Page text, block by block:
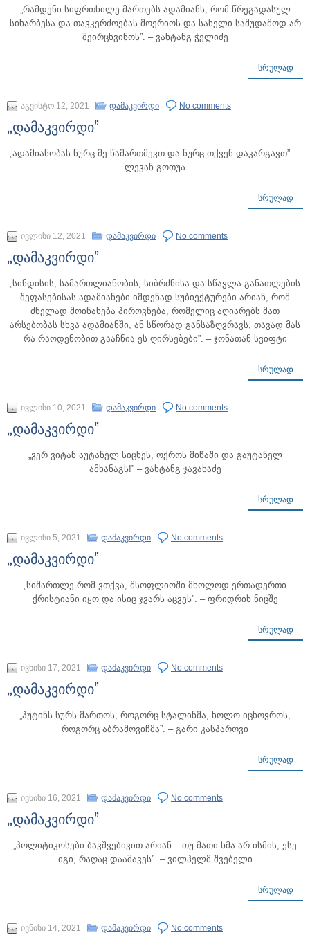
„რამდენი სიფრთხილე მართებს ადამიანს, რომ წრეგადასულ
სიხარბესა და თავკერძოებას მოერიოს და სახელი სამუდამოდ არ
შეირცხვინოს”. – ვახტანგ ჭელიძე
ᲡᲠᲣᲚᲐᲓ
აგვისტო 12, 2021 დამაკვირდი No comments
„დამაკვირდი”
„ადამიანობას ნურც მე წამართმევთ და ნურც თქვენ დაკარგავთ”. –
ლევან გოთუა
ᲡᲠᲣᲚᲐᲓ
ივლისი 12, 2021 დამაკვირდი No comments
„დამაკვირდი”
„სინდისის, სამართლიანობის, სიბრძნისა და სწავლა-განათლების
შეფასებისას ადამიანები იმდენად სუბიექტურები არიან, რომ
ძნელად მოინახება პიროვნება, რომელიც აღიარებს მათ
არსებობას სხვა ადამიანში, ან სწორად განსაზღვრავს, თავად მას
რა რაოდენობით გააჩნია ეს ღირსებები”. – ჯონათან სვიფტი
ᲡᲠᲣᲚᲐᲓ
ივლისი 10, 2021 დამაკვირდი No comments
„დამაკვირდი”
„ვერ ვიტან აუტანელ სიცხეს, ოქროს მიწაში და გაუტანელ
ამხანაგს!” – ვახტანგ ჯავახაძე
ᲡᲠᲣᲚᲐᲓ
ივლისი 5, 2021 დამაკვირდი No comments
„დამაკვირდი”
„სიმართლე რომ ვთქვა, მსოფლიოში მხოლოდ ერთადერთი
ქრისტიანი იყო და ისიც ჯვარს აცვეს”. – ფრიდრიხ ნიცშე
ᲡᲠᲣᲚᲐᲓ
ივნისი 17, 2021 დამაკვირდი No comments
„დამაკვირდი”
„პუტინს სურს მართოს, როგორც სტალინმა, ხოლო იცხოვროს,
როგორც აბრამოვიჩმა”. – გარი კასპაროვი
ᲡᲠᲣᲚᲐᲓ
ივნისი 16, 2021 დამაკვირდი No comments
„დამაკვირდი”
„პოლიტიკოსები ბავშვებივით არიან – თუ მათი ხმა არ ისმის, ესე
იგი, რაღაც დააშავეს”. – ვილჰელმ შვებელი
ᲡᲠᲣᲚᲐᲓ
ივნისი 14, 2021 დამაკვირდი No comments